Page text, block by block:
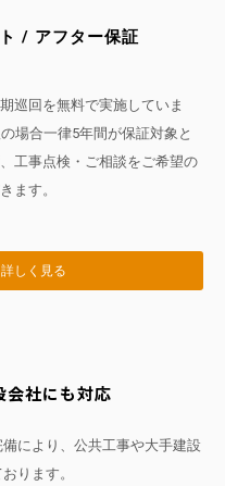
/ アフター保証
巡回を無料で実施していま
場合一律5年間が保証対象と
工事点検・ご相談をご希望の
ます。
しく見る
会社にも対応
により、公共工事や大手建設
ります。